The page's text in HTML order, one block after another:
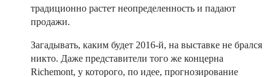
традиционно растет неопределенность и падают
продажи.
Загадывать, каким будет 2016-й, на выставке не брался
никто. Даже представители того же концерна
Richemont, у которого, по идее, прогнозирование